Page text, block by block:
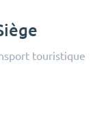
touristique